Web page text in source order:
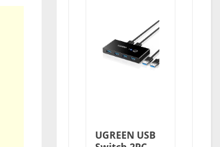
UGREEN USB